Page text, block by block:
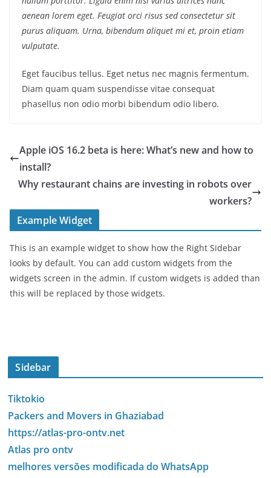
aenean lorem eget. Feugiat orci risus sed consectetur sit
purus aliquam. Urna, bibendum aliquet mi et, proin etiam
vulputate.
Eget faucibus tellus. Eget netus nec magnis fermentum.
Diam quam quam suspendisse vitae consequat
phasellus non odio morbi bibendum odio libero.
Apple iOS 16.2 beta is here: What’s new and how to
install?
Why restaurant chains are investing in robots over
workers?
Example Widget
This is an example widget to show how the Right Sidebar
looks by default. You can add custom widgets from the
widgets screen in the admin. If custom widgets is added than
this will be replaced by those widgets.
Sidebar
Tiktokio
Packers and Movers in Ghaziabad
https://atlas-pro-ontv.net
Atlas pro ontv
melhores versões modificada do WhatsApp